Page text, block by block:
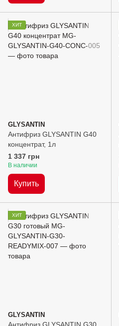
ХИТ
GLYSANTIN
Антифриз GLYSANTIN G40
концентрат, 1л
1 337 грн
В наличии
Купить
ХИТ
GLYSANTIN